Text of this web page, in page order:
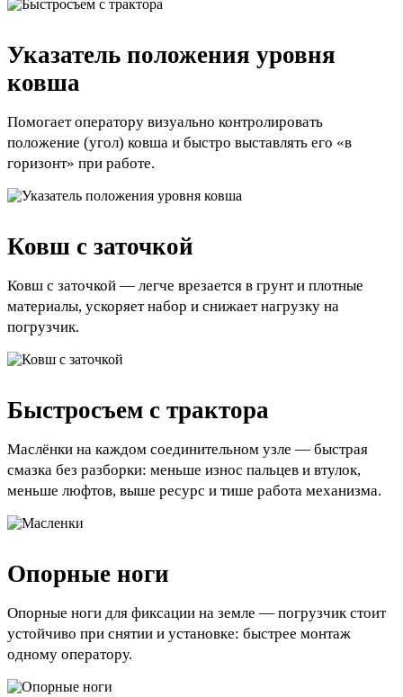
Указатель положения уровня
ковша
Помогает оператору визуально контролировать
положение (угол) ковша и быстро выставлять его «в
горизонт» при работе.
Ковш с заточкой
Ковш с заточкой — легче врезается в грунт и плотные
материалы, ускоряет набор и снижает нагрузку на
погрузчик.
Быстросъем с трактора
Маслёнки на каждом соединительном узле — быстрая
смазка без разборки: меньше износ пальцев и втулок,
меньше люфтов, выше ресурс и тише работа механизма.
Опорные ноги
Опорные ноги для фиксации на земле — погрузчик стоит
устойчиво при снятии и установке: быстрее монтаж
одному оператору.